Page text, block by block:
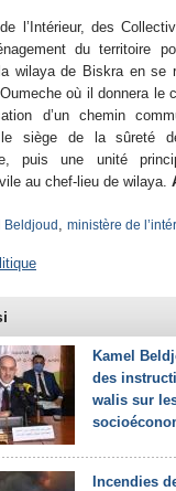
l’Intérieur, des
du territoire
wilaya de Biskra en se
où il donnera le
d’un chemin
le siège de la sûreté
puis une unité
au chef-lieu de wilaya.
Beldjoud ministère de
Kamel
des
walis sur
Incendies